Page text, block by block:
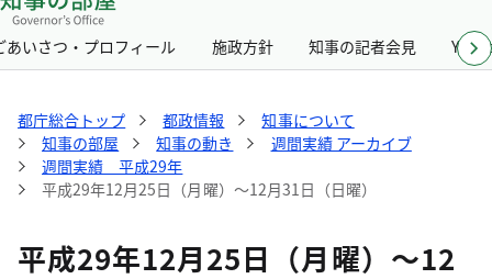
あいさつ・プロフィール 施政方針 知事の記者会見
都庁総合トップ 都政情報
知事について
知事の部屋
知事の動き
週間実績 アーカイブ
週間実績 平成29年
平成29年12月25日（月曜）～12月31日（日曜）
平成29年12月25日（月曜）～12